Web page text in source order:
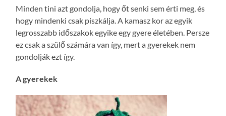
Minden tini azt gondolja, hogy őt senki sem érti meg, és
hogy mindenki csak piszkálja. A kamasz kor az egyik
legrosszabb időszakok egyike egy gyere életében. Persze
ez csak a szülő számára van így, mert a gyerekek nem
gondolják ezt így.
A gyerekek